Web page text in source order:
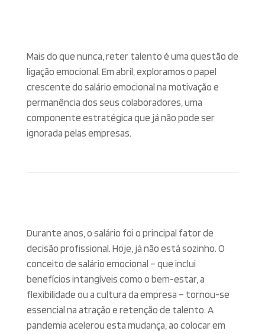
Mais do que nunca, reter talento é uma questão de
ligação emocional. Em abril, exploramos o papel
crescente do salário emocional na motivação e
permanência dos seus colaboradores, uma
componente estratégica que já não pode ser
ignorada pelas empresas.
Durante anos, o salário foi o principal fator de
decisão profissional. Hoje, já não está sozinho. O
conceito de salário emocional – que inclui
benefícios intangíveis como o bem-estar, a
flexibilidade ou a cultura da empresa – tornou-se
essencial na atração e retenção de talento. A
pandemia acelerou esta mudança, ao colocar em